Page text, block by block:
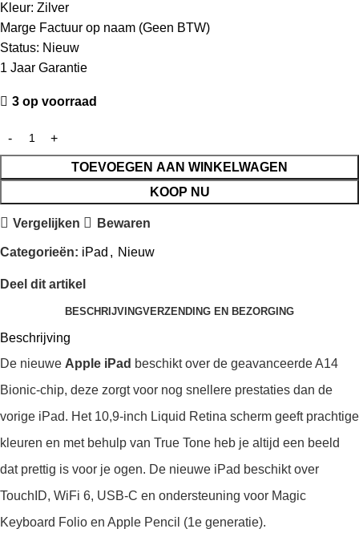
Kleur: Zilver
Marge Factuur op naam (Geen BTW)
Status: Nieuw
1 Jaar Garantie
3 op voorraad
TOEVOEGEN AAN WINKELWAGEN
KOOP NU
Vergelijken Bewaren
Categorieën: iPad , Nieuw
Deel dit artikel
BESCHRIJVINGVERZENDING EN BEZORGING
Beschrijving
De nieuwe Apple iPad beschikt over de geavanceerde A14
Bionic-chip, deze zorgt voor nog snellere prestaties dan de
vorige iPad. Het 10,9-inch Liquid Retina scherm geeft prachtige
kleuren en met behulp van True Tone heb je altijd een beeld
dat prettig is voor je ogen. De nieuwe iPad beschikt over
TouchID, WiFi 6, USB-C en ondersteuning voor Magic
Keyboard Folio en Apple Pencil (1e generatie).